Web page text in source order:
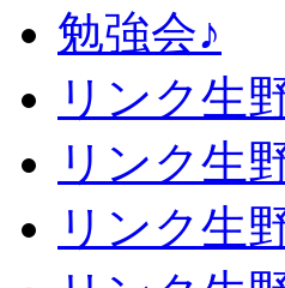
勉強会♪
リンク生
リンク生
リンク生